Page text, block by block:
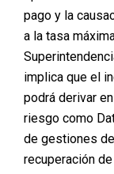
La
Plástica: La
decisión de
ser
es esencial
sea el
pago y la
a la tasa
implica que el
podrá derivar
riesgo como
de gestiones
recuperación